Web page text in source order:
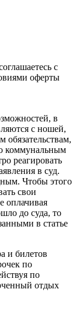
с
оферты
в
с ношей,
обязательствам,
коммунальным
реагировать
в суд.
Чтобы этого
свои
оплачивая
до суда, то
в статье
и билетов
по
по
отдых